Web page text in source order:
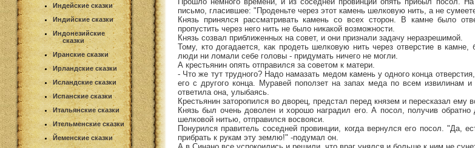
Индейские сказки
Индийские сказки
Индонезийские
сказки
Иранские сказки
Ирландские сказки
Исландские сказки
Испанские сказки
Итальянские сказки
Ительменские сказки
Йеменские сказки
письмо, гласившее: "Проденьте через этот камень шелковую нить, а не
Князь принялся рассматривать камень со всех сторон. В камне было
пропустить через него нить не было никакой возможности.
Князь созвал приближенных на совет, и они признали задачу неразрешимой.
Тому, кто догадается, как продеть шелковую нить через отверстие в
люди ни ломали себе головы - придумать ничего не могли.
А крестьянин опять отправился за советом к матери.
- Что же тут трудного? Надо намазать медом камень у одного конца
его с другого конца. Муравей поползет на запах меда по всем извилинам и
ответила она, улыбаясь.
Крестьянин заторопился во дворец, предстал перед князем и пересказал ему
Князь был очень доволен и хорошо наградил его. А посол, получив обратно
шелковой нитью, отправился восвояси.
Понурился правитель соседней провинции, когда вернулся его посол. "Да,
прибрать к рукам эту землю!" -подумал он.